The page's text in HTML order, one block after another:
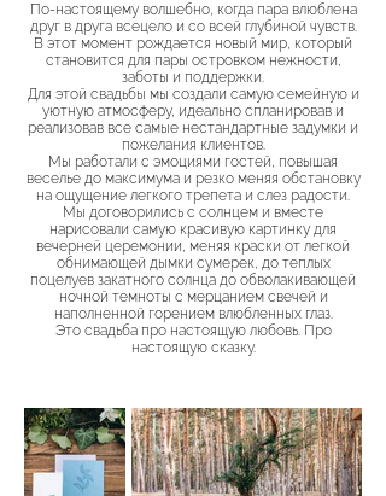
По-настоящему волшебно, когда пара влюблена
друг в друга всецело и со всей глубиной чувств.
В этот момент рождается новый мир, который
становится для пары островком нежности,
заботы и поддержки.
Для этой свадьбы мы создали самую семейную и
уютную атмосферу, идеально спланировав и
реализовав все самые нестандартные задумки и
пожелания клиентов.
Мы работали с эмоциями гостей, повышая
веселье до максимума и резко меняя обстановку
на ощущение легкого трепета и слез радости.
Мы договорились с солнцем и вместе
нарисовали самую красивую картинку для
вечерней церемонии, меняя краски от легкой
обнимающей дымки сумерек, до теплых
поцелуев закатного солнца до обволакивающей
ночной темноты с мерцанием свечей и
наполненной горением влюбленных глаз.
Это свадьба про настоящую любовь. Про
настоящую сказку.